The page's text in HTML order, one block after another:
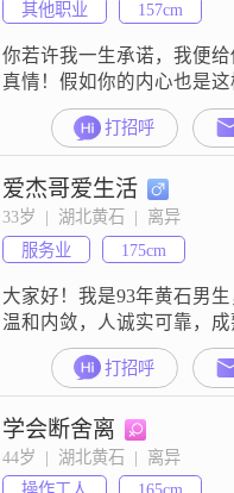
其他职业
157cm
你若许我一生承诺，我便给
真情！假如你的内心也是这
法我会在这是等你！！
打招呼
爱杰哥爱生活
33岁  |  湖北黄石  |  离异
服务业
175cm
大家好！我是93年黄石男
温和内敛，人诚实可靠，成
重，随和易相处##3002##
重，愿意花时间和精力去
护它##3002##生活有规划
康养生，觉得身体是革命的
只有身体健康，才能更好地
和生活##3002##我待人诚恳
打招呼
学会断舍离
44岁  |  湖北黄石  |  离异